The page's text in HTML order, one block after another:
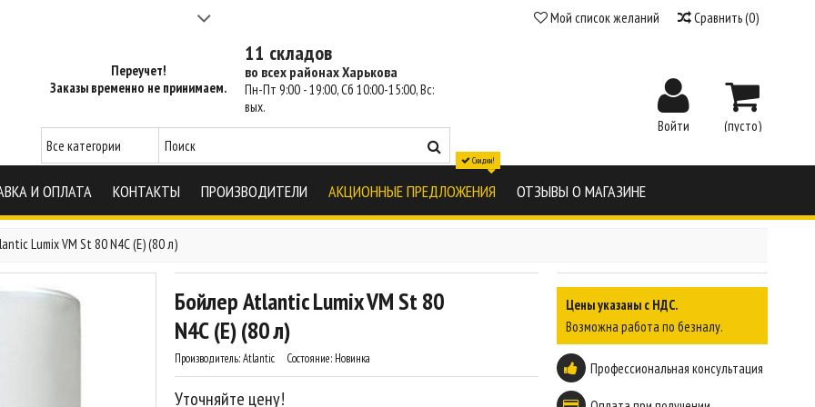
3 часа - SM Харьков Сравнить(0)
Мой список желаний
Переучет!
Заказы временно не принимаем.
11 складов
во всех районах Харькова
Пн-Пт 9:00 - 19:00, Сб 10:00-15:00, Вс:
вых.
(пусто)
Войти
И ОПЛАТА КОНТАКТЫ ПРОИЗВОДИТЕЛИ АКЦИОННЫЕ ПРЕДЛОЖЕНИЯ
Скидки!
ОТЗЫВЫ О МАГАЗИНЕ
Lumix VM St 80 N4С (Е) (80 л)
Бойлер Atlantic Lumix VM St 80
N4С (Е) (80 л)
Производитель:Atlantic Состояние: Новинка
Уточняйте цену!
Цены указаны с НДС.
Возможна работа по безналу.
Профессиональная консультация